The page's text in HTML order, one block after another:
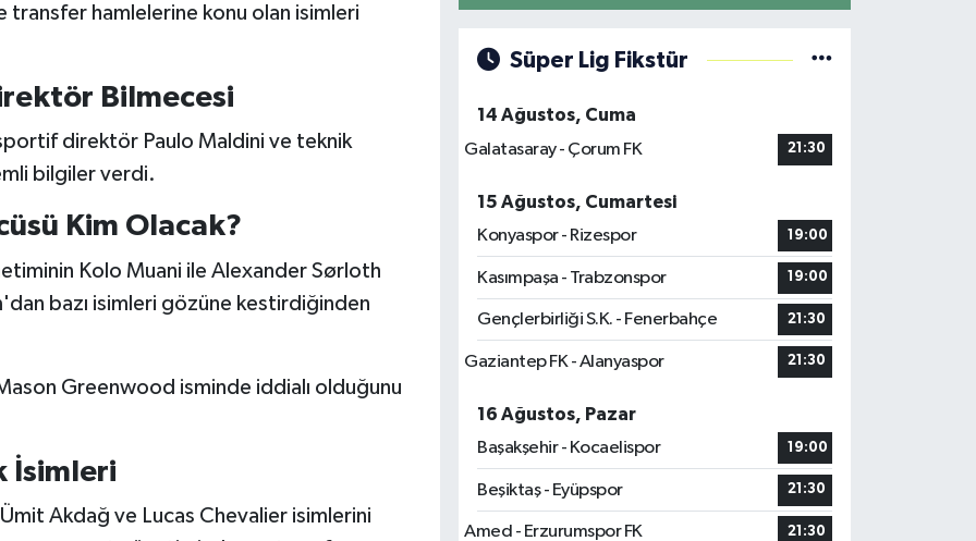
hamlelerine konu olan isimleri
Bilmecesi
direktör Paulo Maldini ve teknik
bilgiler verdi.
Kim Olacak?
Kolo Muani ile Alexander Sørloth
bazı isimleri gözüne kestirdiğinden
Greenwood isminde iddialı olduğunu
İsimleri
Akdağ ve Lucas Chevalier isimlerini
Süper Lig Fikstür
14 Ağustos, Cuma
Galatasaray - Çorum FK
21:30
15 Ağustos, Cumartesi
Konyaspor - Rizespor
19:00
Kasımpaşa - Trabzonspor 19:00
Gençlerbirliği S.K. - Fenerbahçe 21:30
Gaziantep FK - Alanyaspor 21:30
16 Ağustos, Pazar
Başakşehir - Kocaelispor
19:00
Beşiktaş - Eyüpspor 21:30
Amed - Erzurumspor FK 21:30